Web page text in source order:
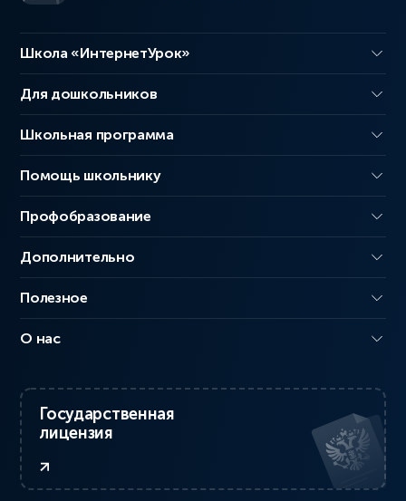
Школа «ИнтернетУрок»
Для дошкольников
Школьная программа
Помощь школьнику
Профобразование
Дополнительно
Полезное
О нас
Государственная
лицензия